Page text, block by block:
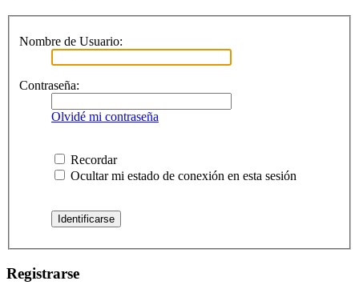
Nombre de Usuario:
Contraseña:
Olvidé mi contraseña
Recordar
Ocultar mi estado de conexión en esta sesión
Registrarse